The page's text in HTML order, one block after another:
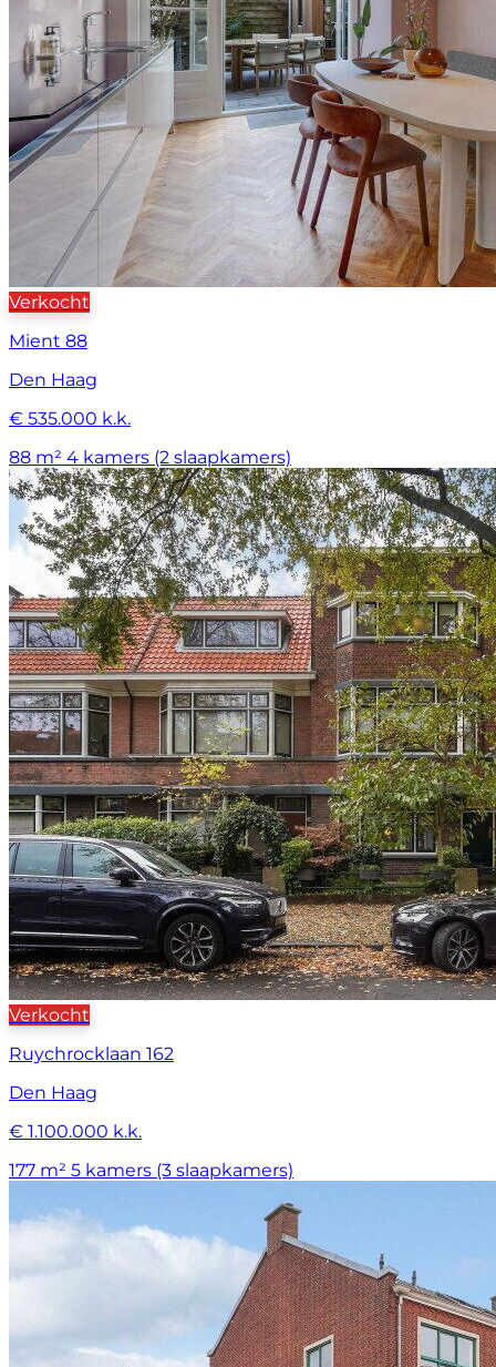
Verkocht
Mient 88
Den Haag
€ 535.000 k.k.
88 m² 4 kamers (2 slaapkamers)
Verkocht
Ruychrocklaan 162
Den Haag
€ 1.100.000 k.k.
177 m² 5 kamers (3 slaapkamers)